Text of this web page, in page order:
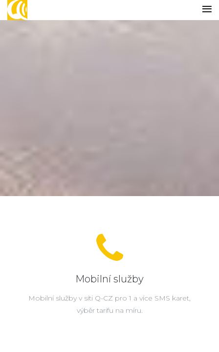
Mobilní služby
Mobilní služby v síti Q-CZ pro 1 a více SMS karet,
výběr tarifu na míru.